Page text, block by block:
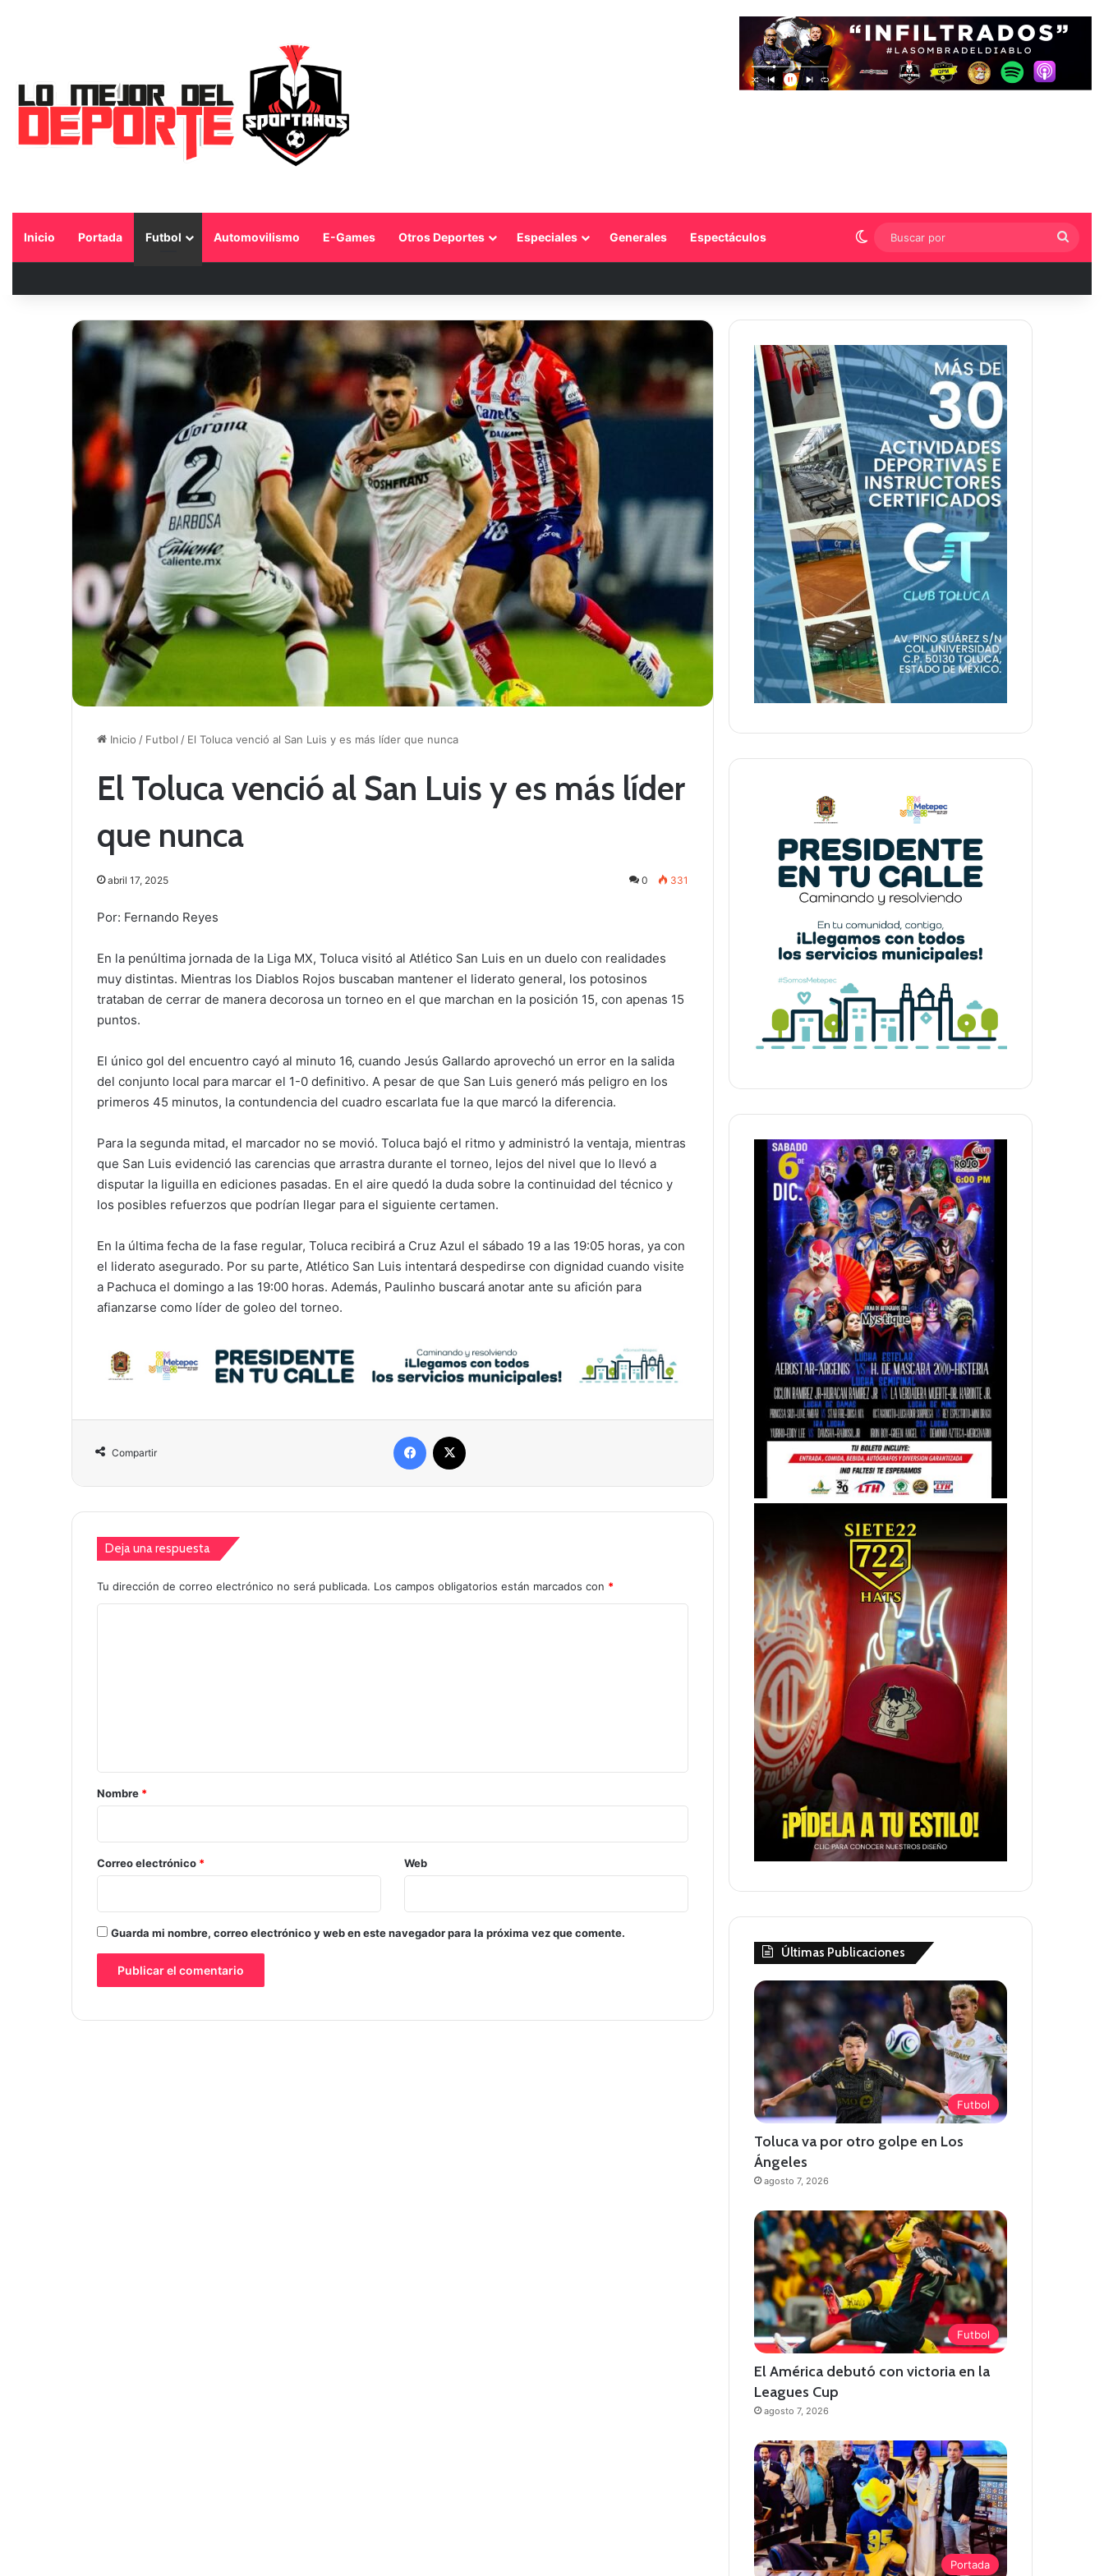
Inicio Portada Futbol Automovilismo E-Games Otros Deportes Especiales Generales Espectáculos Switch skin
por
Inicio / Futbol / El Toluca venció al San Luis y es más líder que nunca
El Toluca venció al San Luis y es más líder
que nunca
abril 17, 2025 0 331
Por: Fernando Reyes
En la penúltima jornada de la Liga MX, Toluca visitó al Atlético San Luis en un duelo con realidades
muy distintas. Mientras los Diablos Rojos buscaban mantener el liderato general, los potosinos
trataban de cerrar de manera decorosa un torneo en el que marchan en la posición 15, con apenas 15
puntos.
El único gol del encuentro cayó al minuto 16, cuando Jesús Gallardo aprovechó un error en la salida
del conjunto local para marcar el 1-0 definitivo. A pesar de que San Luis generó más peligro en los
primeros 45 minutos, la contundencia del cuadro escarlata fue la que marcó la diferencia.
Para la segunda mitad, el marcador no se movió. Toluca bajó el ritmo y administró la ventaja, mientras
que San Luis evidenció las carencias que arrastra durante el torneo, lejos del nivel que lo llevó a
disputar la liguilla en ediciones pasadas. En el aire quedó la duda sobre la continuidad del técnico y
los posibles refuerzos que podrían llegar para el siguiente certamen.
En la última fecha de la fase regular, Toluca recibirá a Cruz Azul el sábado 19 a las 19:05 horas, ya con
el liderato asegurado. Por su parte, Atlético San Luis intentará despedirse con dignidad cuando visite
a Pachuca el domingo a las 19:00 horas. Además, Paulinho buscará anotar ante su afición para
afianzarse como líder de goleo del torneo.
Compartir
Facebook
Deja una respuesta
Tu dirección de correo electrónico no será publicada. Los campos obligatorios están marcados con *
r
i
o
*
Nombre *
Correo electrónico * Web
Guarda mi nombre, correo electrónico y web en este navegador para la próxima vez que comente.
Últimas Publicaciones
Futbol
Toluca va por otro golpe en Los
Ángeles
agosto 7, 2026
Futbol
El América debutó con victoria en la
Leagues Cup
agosto 7, 2026
Portada